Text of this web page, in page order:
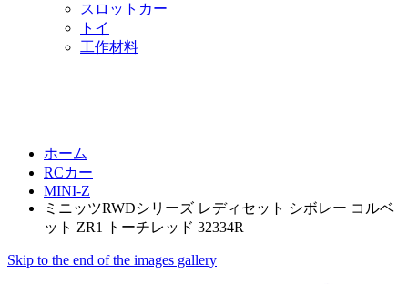
スロットカー
トイ
工作材料
ホーム
RCカー
MINI-Z
ミニッツRWDシリーズ レディセット シボレー コルベ
ット ZR1 トーチレッド 32334R
Skip to the end of the images gallery